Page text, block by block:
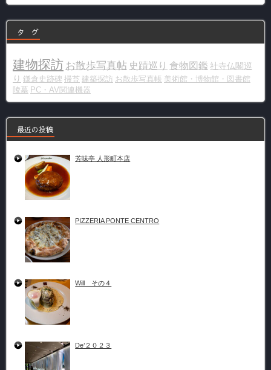
ー
タ グ
建物探訪 お散歩写真帖 史蹟巡り 食物図鑑 社寺仏閣巡
り 鎌倉史跡碑 掃苔 建築探訪 お散歩写真帳 美術館・博物館・図書館
陵墓 PC・AV関連機器
最近の投稿
芳味亭 人形町本店
PIZZERIA PONTE CENTRO
Will その４
De’２０２３